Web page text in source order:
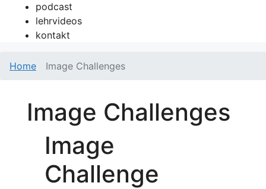
podcast
lehrvideos
kontakt
Home Image Challenges
Image Challenges
Image
Challenge